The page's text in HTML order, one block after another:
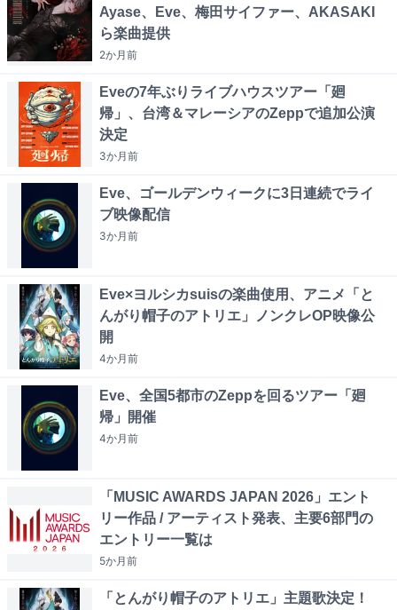
Ayase、Eve、梅田サイファー、AKASAKI
ら楽曲提供
2か月前
Eveの7年ぶりライブハウスツアー「廻
帰」、台湾＆マレーシアのZeppで追加公演
決定
3か月前
Eve、ゴールデンウィークに3日連続でライ
ブ映像配信
3か月前
Eve×ヨルシカsuisの楽曲使用、アニメ「と
んがり帽子のアトリエ」ノンクレOP映像公
開
4か月前
Eve、全国5都市のZeppを回るツアー「廻
帰」開催
4か月前
「MUSIC AWARDS JAPAN 2026」エント
リー作品 / アーティスト発表、主要6部門の
エントリー一覧は
5か月前
「とんがり帽子のアトリエ」主題歌決定！